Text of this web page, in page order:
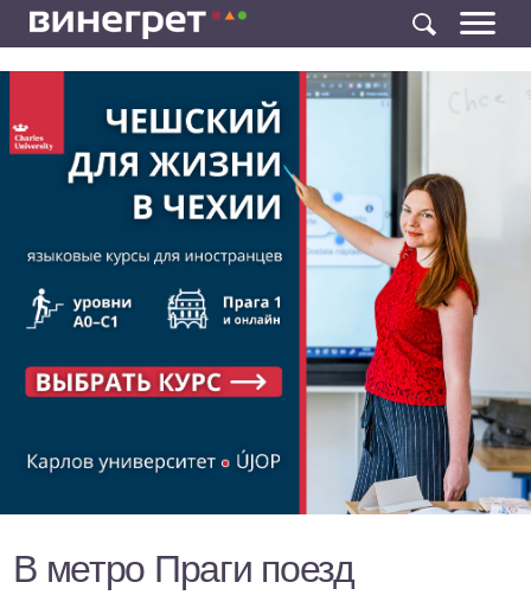
В метро Праги поезд